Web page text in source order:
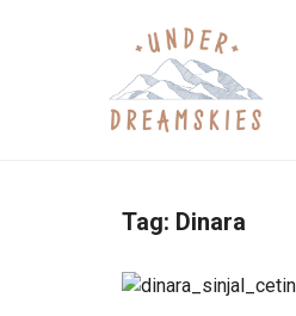
Tag: Dinara